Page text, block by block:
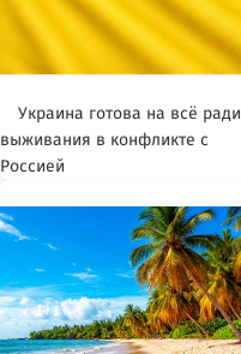
Украина готова на всё ради
выживания в конфликте с
Россией